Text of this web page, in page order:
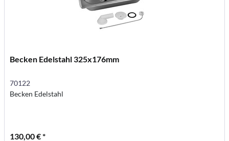
Becken Edelstahl 325x176mm
70122
Becken Edelstahl
130,00 € *